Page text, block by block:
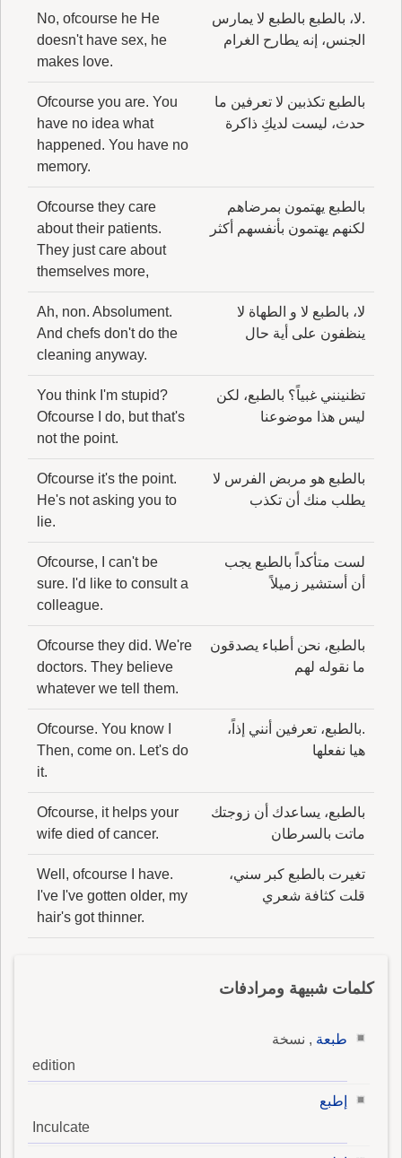
.لا، بالطبع بالطبع لا يمارس
الجنس، إنه يطارح الغرام
No, ofcourse he He
doesn't have sex, he
makes love.
بالطبع تكذبين لا تعرفين ما
حدث، ليست لديكِ ذاكرة
Ofcourse you are. You
have no idea what
happened. You have no
memory.
بالطبع يهتمون بمرضاهم
لكنهم يهتمون بأنفسهم أكثر
Ofcourse they care
about their patients.
They just care about
themselves more,
لا، بالطبع لا و الطهاة لا
ينظفون على أية حال
Ah, non. Absolument.
And chefs don't do the
cleaning anyway.
تظنينني غبياً؟ بالطبع، لكن
ليس هذا موضوعنا
You think I'm stupid?
Ofcourse I do, but that's
not the point.
بالطبع هو مربض الفرس لا
يطلب منك أن تكذب
Ofcourse it's the point.
He's not asking you to
lie.
لست متأكداً بالطبع يجب
أن أستشير زميلاً
Ofcourse, I can't be
sure. I'd like to consult a
colleague.
بالطبع، نحن أطباء يصدقون
ما نقوله لهم
Ofcourse they did. We're
doctors. They believe
whatever we tell them.
.بالطبع، تعرفين أنني إذاً،
هيا نفعلها
Ofcourse. You know I
Then, come on. Let's do
it.
بالطبع، يساعدك أن زوجتك
ماتت بالسرطان
Ofcourse, it helps your
wife died of cancer.
تغيرت بالطبع كبر سني،
قلت كثافة شعري
Well, ofcourse I have.
I've I've gotten older, my
hair's got thinner.
كلمات شبيهة ومرادفات
طبعة , نسخة
edition
إطبع
Inculcate